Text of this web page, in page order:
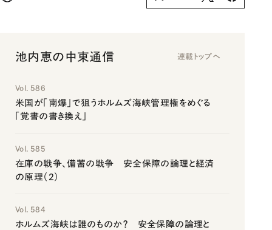
池内恵の中東通信 連載トップへ
Vol. 586
米国が「南爆」で狙うホルムズ海峡管理権をめぐる
「覚書の書き換え」
Vol. 585
在庫の戦争、備蓄の戦争 安全保障の論理と経済
の原理（2）
Vol. 584
ホルムズ海峡は誰のものか？ 安全保障の論理と